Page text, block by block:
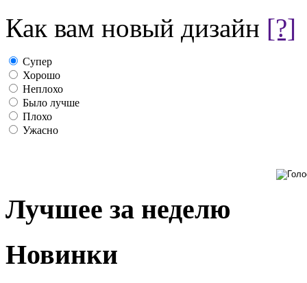
Как вам новый дизайн [?]
Супер
Хорошо
Неплохо
Было лучше
Плохо
Ужасно
Лучшее за неделю
Новинки